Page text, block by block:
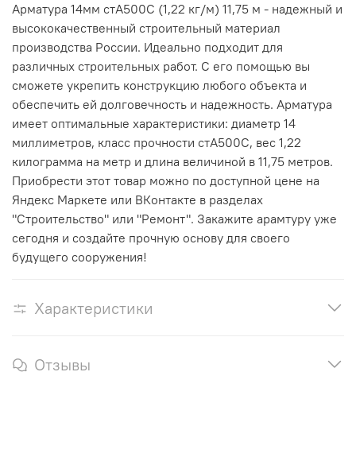
Арматура 14мм стА500С (1,22 кг/м) 11,75 м - надежный и
высококачественный строительный материал
производства России. Идеально подходит для
различных строительных работ. С его помощью вы
сможете укрепить конструкцию любого объекта и
обеспечить ей долговечность и надежность. Арматура
имеет оптимальные характеристики: диаметр 14
миллиметров, класс прочности стА500С, вес 1,22
килограмма на метр и длина величиной в 11,75 метров.
Приобрести этот товар можно по доступной цене на
Яндекс Маркете или ВКонтакте в разделах
"Строительство" или "Ремонт". Закажите арамтуру уже
сегодня и создайте прочную основу для своего
будущего сооружения!
Характеристики
Отзывы